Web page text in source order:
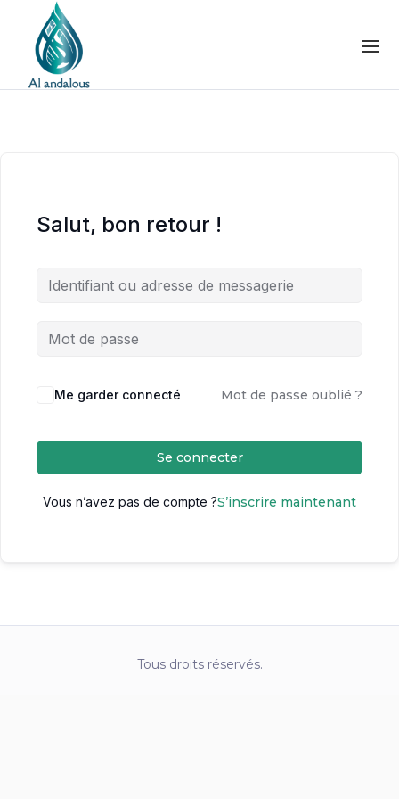
Salut, bon retour !
Me garder connecté Mot de passe oublié ?
Se connecter
Vous n’avez pas de compte ?S’inscrire maintenant
Tous droits réservés.